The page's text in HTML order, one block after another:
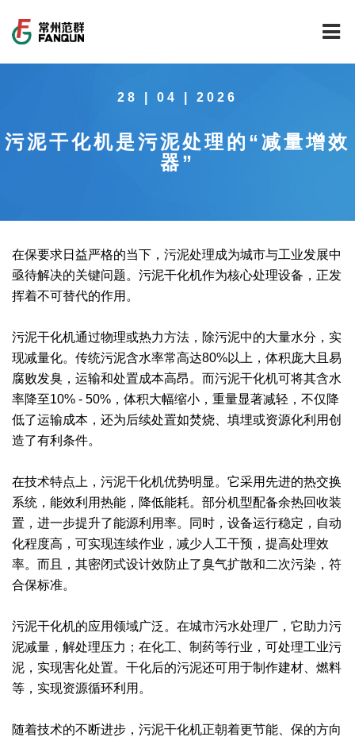
范群文化
公司大事记
干燥设备
回转圆筒干燥焙烧系列
气流干燥系列
喷雾干燥机系列
带式干燥焙烧系列
真空干燥系列
桨叶式干燥系列
载体干燥系列
滚筒干燥系列
烘箱干燥系列
管束干燥系列
制药行业
食品行业
环保行业
化工行业
工程实验室
工程技术中心
质量监督技术中心
新闻中心
范群新闻
行业新闻
技术专栏
服务中心
常见问题
社会责任
全球契约组织成员
公共责任
公益支持
社会责任报告
社会责任
绿色发展
绿色工厂
人才招聘
联系我们
28 | 04 | 2026
污泥干化机是污泥处理的“减量增效
器”
在保要求日益严格的当下，污泥处理成为城市与工业发展中
亟待解决的关键问题。污泥干化机作为核心处理设备，正发
挥着不可替代的作用。
污泥干化机通过物理或热力方法，除污泥中的大量水分，实
现减量化。传统污泥含水率常高达80%以上，体积庞大且易
腐败发臭，运输和处置成本高昂。而污泥干化机可将其含水
率降至10% - 50%，体积大幅缩小，重量显著减轻，不仅降
低了运输成本，还为后续处置如焚烧、填埋或资源化利用创
造了有利条件。
在技术特点上，污泥干化机优势明显。它采用先进的热交换
系统，能效利用热能，降低能耗。部分机型配备余热回收装
置，进一步提升了能源利用率。同时，设备运行稳定，自动
化程度高，可实现连续作业，减少人工干预，提高处理效
率。而且，其密闭式设计效防止了臭气扩散和二次污染，符
合保标准。
污泥干化机的应用领域广泛。在城市污水处理厂，它助力污
泥减量，解处理压力；在化工、制药等行业，可处理工业污
泥，实现害化处置。干化后的污泥还可用于制作建材、燃料
等，实现资源循环利用。
随着技术的不断进步，污泥干化机正朝着更节能、保的方向